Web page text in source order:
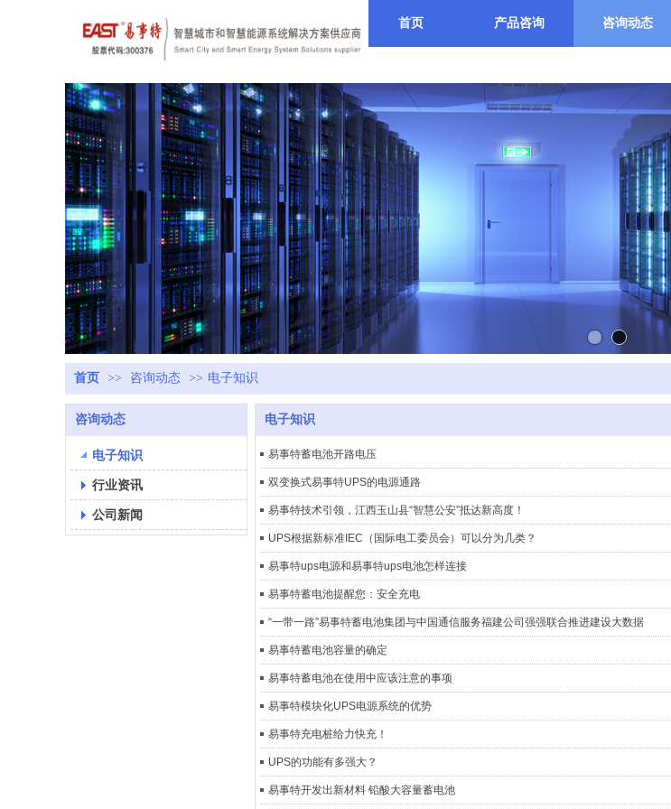
首页 产品咨询 咨询动态
首页 >> 咨询动态 >> 电子知识
咨询动态
电子知识
行业资讯
公司新闻
电子知识
易事特蓄电池开路电压
双变换式易事特UPS的电源通路
易事特技术引领，江西玉山县“智慧公安”抵达新高度！
UPS根据新标准IEC（国际电工委员会）可以分为几类？
易事特ups电源和易事特ups电池怎样连接
易事特蓄电池​提醒您：安全充电
“一带一路”易事特蓄电池集团与中国通信服务福建公司强强联合推进建设大数据
易事特蓄电池容量的确定
易事特蓄电池在使用中应该注意的事项
易事特模块化UPS电源系统的优势
易事特充电桩给力快充！
UPS的功能有多强大？
易事特开发出新材料 铅酸大容量蓄电池